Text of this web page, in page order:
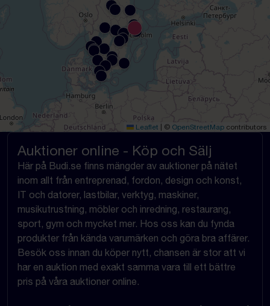
Leaflet | © OpenStreetMap contributors
Auktioner online - Köp och Sälj
Här på Budi.se finns mängder av auktioner på nätet
inom allt från entreprenad, fordon, design och konst,
IT och datorer, lastbilar, verktyg, maskiner,
musikutrustning, möbler och inredning, restaurang,
sport, gym och mycket mer. Hos oss kan du fynda
produkter från kända varumärken och göra bra affärer.
Besök oss innan du köper nytt, chansen är stor att vi
har en auktion med exakt samma vara till ett bättre
pris på våra auktioner online.